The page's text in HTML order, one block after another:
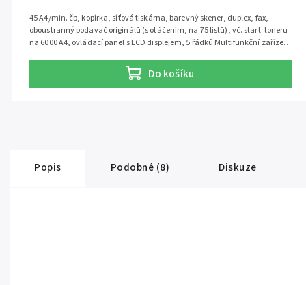
Do košíku
45 A4/min. čb, kopírka, síťová tiskárna, barevný skener, duplex, fax,
oboustranný podavač originálů (s otáčením, na 75 listů), vč. start. toneru
na 6000 A4, ovládací panel s LCD displejem, 5 řádků Multifunkční zařízení
multifunkční zařízení s plnou výbavou včetně faxu, vhodné pro firmy,
které potřebují kompletní dokumentový workflow.
Popis Podobné (8) Diskuze